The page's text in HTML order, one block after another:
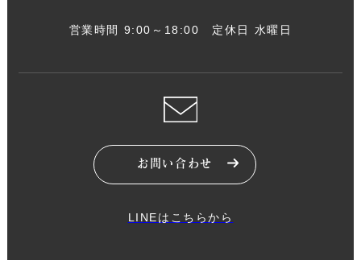
営業時間 9:00～18:00 定休日 水曜日
お問い合わせ
LINEはこちらから